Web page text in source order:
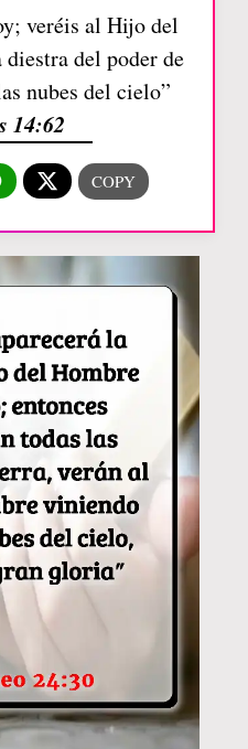
veréis al Hijo del
del poder de
nubes del cielo”
14:62